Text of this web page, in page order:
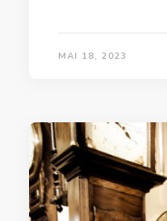
MAI 18, 2023